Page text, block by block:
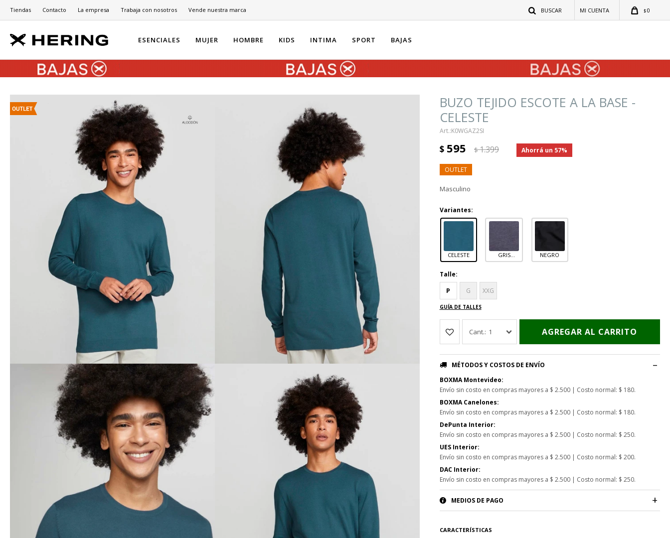
ESENCIALES MUJER HOMBRE KIDS INTIMA SPORT BAJAS
$0
Tiendas Contacto La empresa Trabaja con nosotros Vende nuestra marca
BUZO TEJIDO ESCOTE A LA BASE -
CELESTE
K0WGAZ2SI
$ 595 $1.399 57
Masculino
Variantes:
CELESTE
GRIS
OSCURO
NEGRO
Talle:
P
G XXG
GUÍA DE TALLES
1 AGREGAR AL CARRITO
MÉTODOS Y COSTOS DE ENVÍO
BOXMA Montevideo:
Envío sin costo en compras mayores a $ 2.500 | Costo normal: $ 180.
BOXMA Canelones:
Envío sin costo en compras mayores a $ 2.500 | Costo normal: $ 180.
DePunta Interior:
Envío sin costo en compras mayores a $ 2.500 | Costo normal: $ 250.
UES Interior:
Envío sin costo en compras mayores a $ 2.500 | Costo normal: $ 200.
DAC Interior:
Envío sin costo en compras mayores a $ 2.500 | Costo normal: $ 250.
MEDIOS DE PAGO
CARACTERÍSTICAS